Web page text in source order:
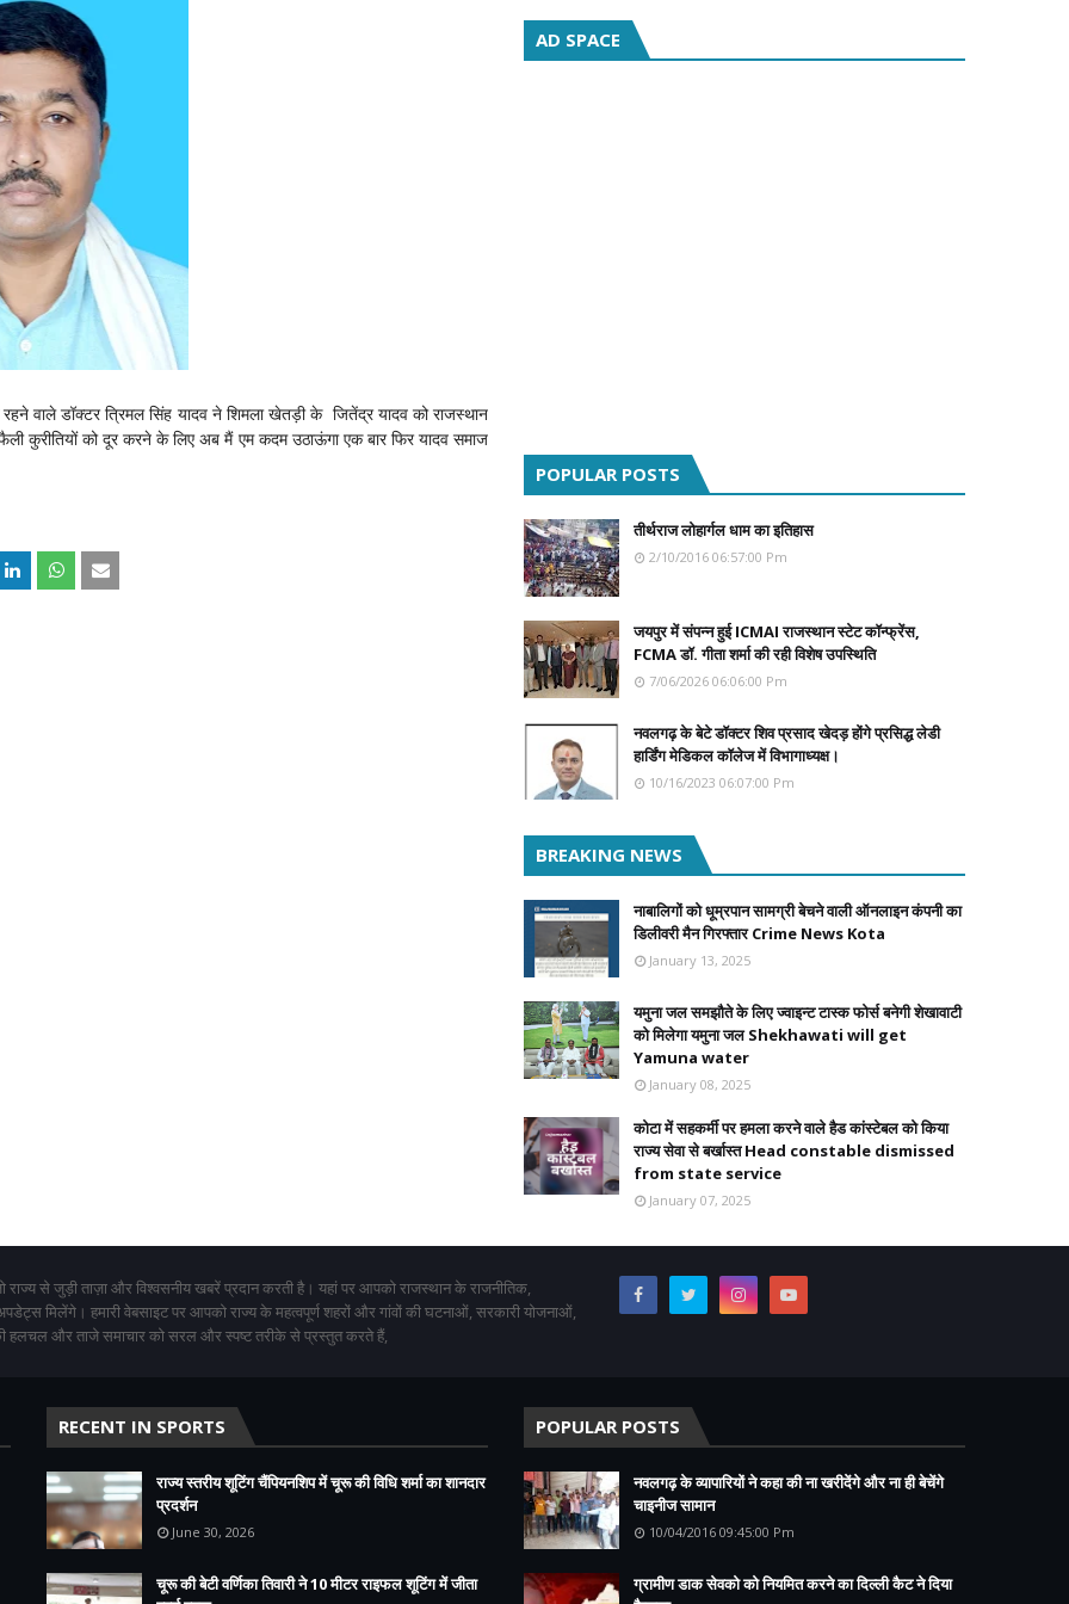
रहने वाले डॉक्टर त्रिमल सिंह यादव ने शिमला खेतड़ी के जितेंद्र यादव को राजस्थान
कुरीतियों को दूर करने के लिए अब मैं एम कदम उठाऊंगा एक बार फिर यादव समाज
AD SPACE
POPULAR POSTS
तीर्थराज लोहार्गल धाम का इतिहास
2/10/2016 06:57:00 Pm
जयपुर में संपन्न हुई ICMAI राजस्थान स्टेट कॉन्फ्रेंस,
FCMA डॉ. गीता शर्मा की रही विशेष उपस्थिति
7/06/2026 06:06:00 Pm
नवलगढ़ के बेटे डॉक्टर शिव प्रसाद खेदड़ होंगे प्रसिद्ध लेडी
हार्डिंग मेडिकल कॉलेज में विभागाध्यक्ष।
10/16/2023 06:07:00 Pm
BREAKING NEWS
नाबालिगों को धूम्रपान सामग्री बेचने वाली ऑनलाइन कंपनी का
डिलीवरी मैन गिरफ्तार Crime News Kota
January 13, 2025
यमुना जल समझौते के लिए ज्वाइन्ट टास्क फोर्स बनेगी शेखावाटी
को मिलेगा यमुना जल Shekhawati will get
Yamuna water
January 08, 2025
कोटा में सहकर्मी पर हमला करने वाले हैड कांस्टेबल को किया
राज्य सेवा से बर्खास्त Head constable dismissed
from state service
January 07, 2025
राज्य से जुड़ी ताज़ा और विश्वसनीय खबरें प्रदान करती है। यहां पर आपको राजस्थान के राजनीतिक,
मिलेंगे। हमारी वेबसाइट पर आपको राज्य के महत्वपूर्ण शहरों और गांवों की घटनाओं, सरकारी योजनाओं,
हलचल और ताजे समाचार को सरल और स्पष्ट तरीके से प्रस्तुत करते हैं,
RECENT IN SPORTS
राज्य स्तरीय शूटिंग चैंपियनशिप में चूरू की विधि शर्मा का शानदार
प्रदर्शन
June 30, 2026
चूरू की बेटी वर्णिका तिवारी ने 10 मीटर राइफल शूटिंग में जीता
POPULAR POSTS
नवलगढ़ के व्यापारियों ने कहा की ना खरीदेंगे और ना ही बेचेंगे
चाइनीज सामान
10/04/2016 09:45:00 Pm
ग्रामीण डाक सेवको को नियमित करने का दिल्ली कैट ने दिया